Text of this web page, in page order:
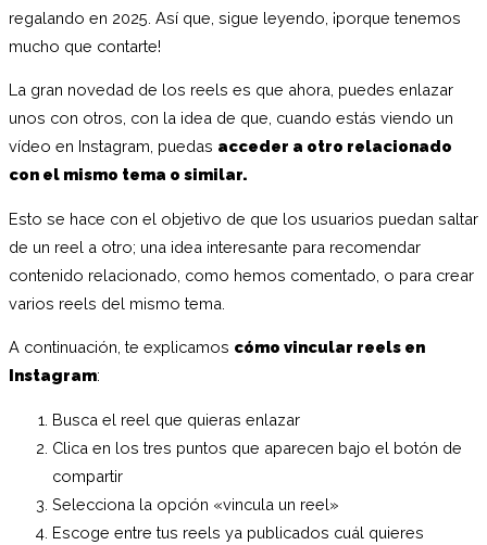
regalando en 2025. Así que, sigue leyendo, ¡porque tenemos
mucho que contarte!
La gran novedad de los reels es que ahora, puedes enlazar
unos con otros, con la idea de que, cuando estás viendo un
vídeo en Instagram, puedas acceder a otro relacionado
con el mismo tema o similar.
Esto se hace con el objetivo de que los usuarios puedan saltar
de un reel a otro; una idea interesante para recomendar
contenido relacionado, como hemos comentado, o para crear
varios reels del mismo tema.
A continuación, te explicamos cómo vincular reels en
Instagram:
Busca el reel que quieras enlazar
Clica en los tres puntos que aparecen bajo el botón de
compartir
Selecciona la opción «vincula un reel»
Escoge entre tus reels ya publicados cuál quieres